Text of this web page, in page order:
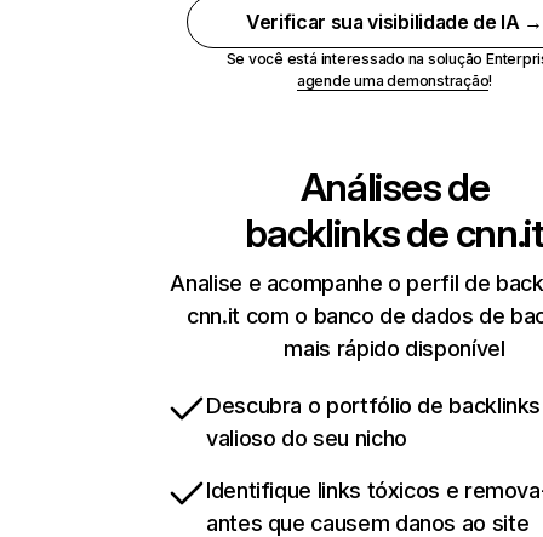
Verificar sua visibilidade de IA →
Se você está interessado na solução
agende uma demonstração!
Análises de
backlinks decnn.it
Analise e acompanhe o perfil de
cnn.it com o banco de dados de
mais rápido disponível
Descubra o portfólio de
valioso do seu nicho
Identifique links tóxicos e
antes que causem danos ao site